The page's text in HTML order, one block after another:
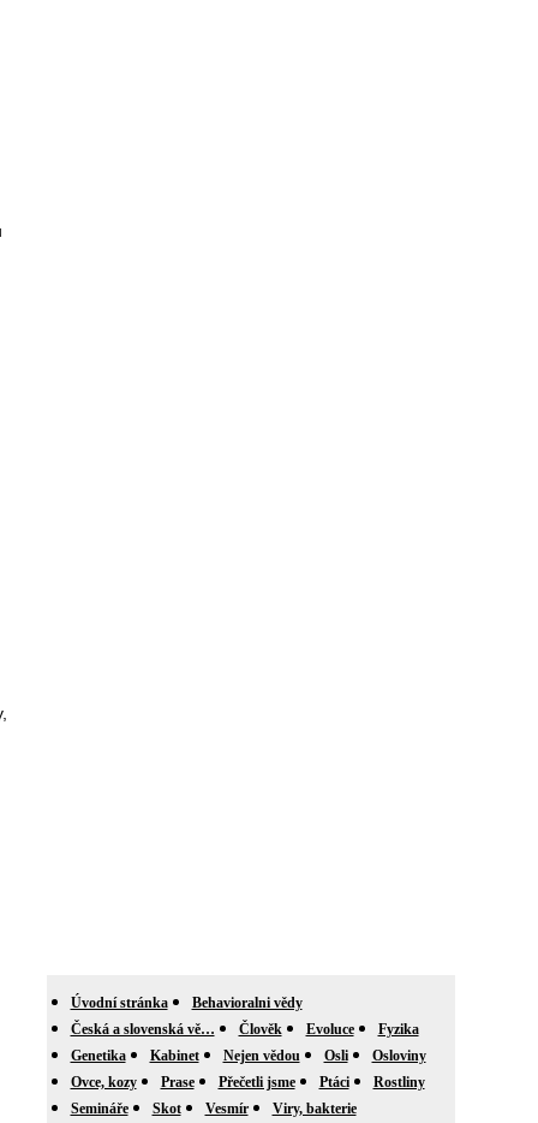
Úvodní stránka
Behavioralni vědy
Česká a slovenská vě…
Člověk Evoluce
Fyzika
Genetika
Kabinet Nejen vědou Osli
Osloviny
Ovce, kozy
Prase Přečetli jsme Ptáci
Rostliny
Semináře
Skot Vesmír
Viry, bakterie